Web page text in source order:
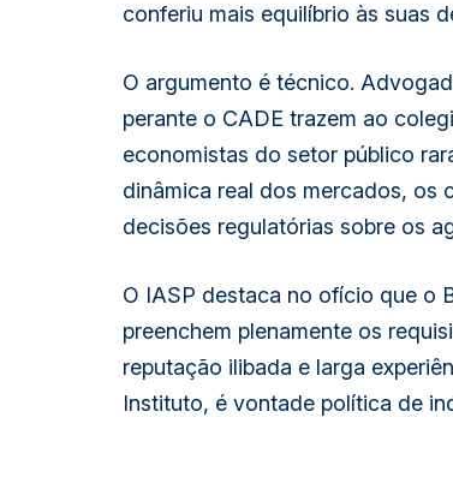
conferiu mais equilíbrio às suas
O argumento é técnico.
perante o CADE trazem ao
economistas do setor público
dinâmica real dos mercados, os
decisões regulatórias sobre os
O IASP destaca no ofício que o
preenchem plenamente os
reputação ilibada e larga
Instituto, é vontade política de